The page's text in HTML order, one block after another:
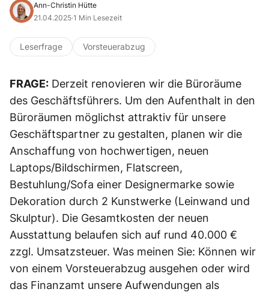
Ann-Christin Hütte
21.04.2025·1 Min Lesezeit
Leserfrage Vorsteuerabzug
FRAGE: Derzeit renovieren wir die Büroräume
des Geschäftsführers. Um den Aufenthalt in den
Büroräumen möglichst attraktiv für unsere
Geschäftspartner zu gestalten, planen wir die
Anschaffung von hochwertigen, neuen
Laptops/Bildschirmen, Flatscreen,
Bestuhlung/Sofa einer Designermarke sowie
Dekoration durch 2 Kunstwerke (Leinwand und
Skulptur). Die Gesamtkosten der neuen
Ausstattung belaufen sich auf rund 40.000 €
zzgl. Umsatzsteuer. Was meinen Sie: Können wir
von einem Vorsteuerabzug ausgehen oder wird
das Finanzamt unsere Aufwendungen als